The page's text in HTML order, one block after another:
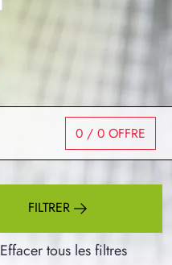
0 / 0 OFFRE
FILTRER
Effacer tous les filtres